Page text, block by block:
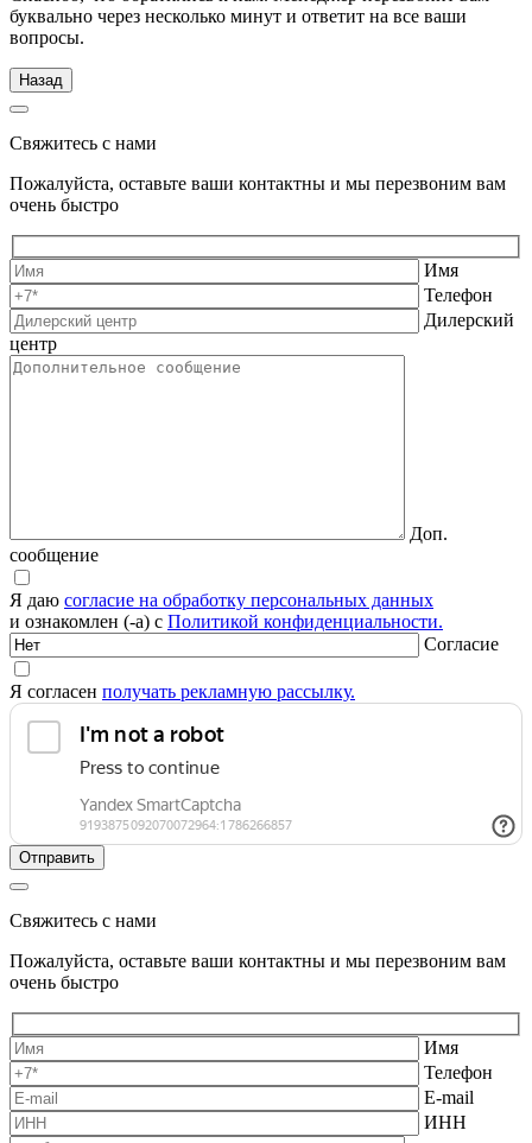
буквально через несколько минут и ответит на все ваши
вопросы.
Назад
Свяжитесь с нами
Пожалуйста, оставьте ваши контактны и мы перезвоним вам
очень быстро
Имя
Телефон
Дилерский
центр
Доп.
сообщение
Я даю согласие на обработку персональных данных
и ознакомлен (-а) с Политикой конфиденциальности.
Согласие
Я согласен получать рекламную рассылку.
Свяжитесь с нами
Пожалуйста, оставьте ваши контактны и мы перезвоним вам
очень быстро
Имя
Телефон
E-mail
ИНН